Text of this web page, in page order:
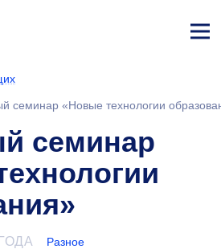
ине
семинар «Новые технологии
семинар
Разное